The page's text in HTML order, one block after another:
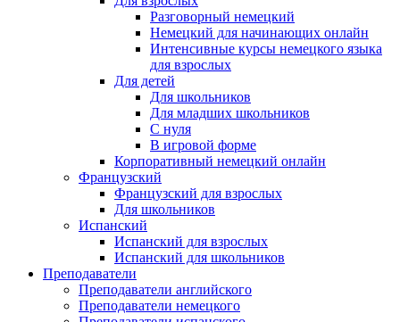
Разговорный немецкий
Немецкий для начинающих онлайн
Интенсивные курсы немецкого языка
для взрослых
Для детей
Для школьников
Для младших школьников
С нуля
В игровой форме
Корпоративный немецкий онлайн
Французский
Французский для взрослых
Для школьников
Испанский
Испанский для взрослых
Испанский для школьников
Преподаватели
Преподаватели английского
Преподаватели немецкого